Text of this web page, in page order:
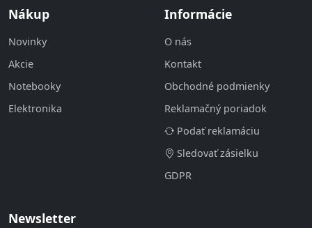
Nákup
Novinky
Akcie
Notebooky
Elektronika
Informácie
O nás
Kontakt
Obchodné podmienky
Reklamačný poriadok
Podať reklamáciu
Sledovať zásielku
GDPR
Newsletter